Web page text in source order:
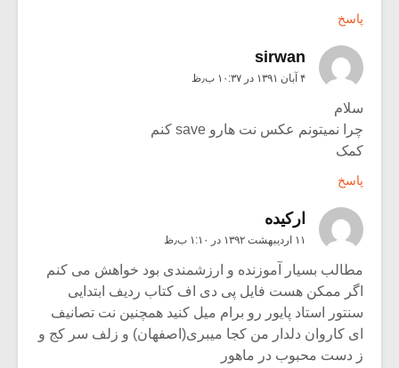
پاسخ
sirwan
۴ آبان ۱۳۹۱ در ۱۰:۳۷ ب٫ظ
سلام
چرا نمیتونم عکس نت هارو save کنم
کمک
پاسخ
ارکیده
۱۱ اردیبهشت ۱۳۹۲ در ۱:۱۰ ب٫ظ
مطالب بسیار آموزنده و ارزشمندی بود خواهش می کنم
اگر ممکن هست فایل پی دی اف کتاب ردیف ابتدایی
سنتور استاد پایور رو برام میل کنید همچنین نت تصانیف
ای کاروان دلدار من کجا میبری(اصفهان) و زلف سر کج و
ز دست محبوب در ماهور